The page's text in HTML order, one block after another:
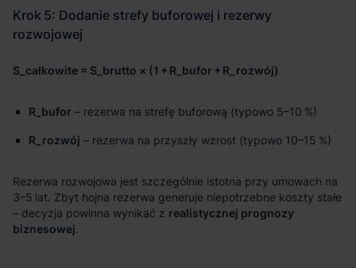
S_całkowite = S_brutto × (1 + R_bufor + R_rozwój)
R_bufor – rezerwa na strefę buforową (typowo 5–10 %)
R_rozwój – rezerwa na przyszły wzrost (typowo 10–15 %)
realistycznej prognozy
biznesowej